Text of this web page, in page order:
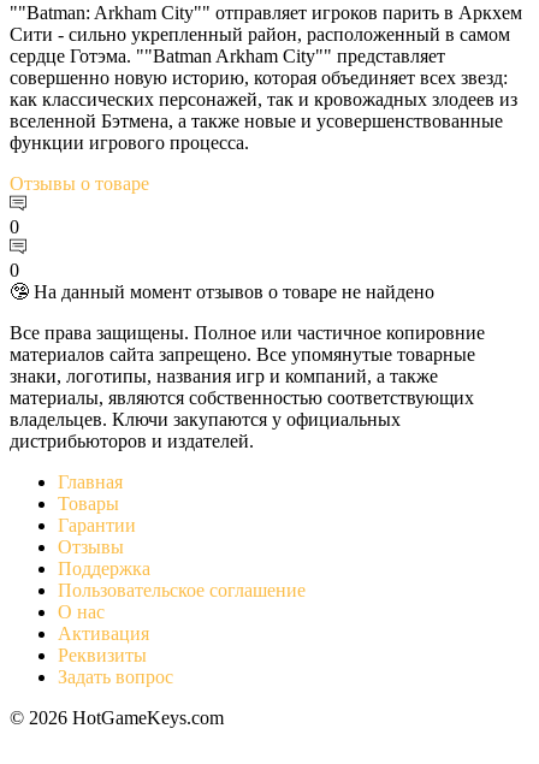
""Batman: Arkham City"" отправляет игроков парить в Аркхем
Сити - сильно укрепленный район, расположенный в самом
сердце Готэма. ""Batman Arkham City"" представляет
совершенно новую историю, которая объединяет всех звезд:
как классических персонажей, так и кровожадных злодеев из
вселенной Бэтмена, а также новые и усовершенствованные
функции игрового процесса.
Отзывы о товаре
0
0
🤥 На данный момент отзывов о товаре не найдено
Все права защищены. Полное или частичное копировние
материалов сайта запрещено. Все упомянутые товарные
знаки, логотипы, названия игр и компаний, а также
материалы, являются собственностью соответствующих
владельцев. Ключи закупаются у официальных
дистрибьюторов и издателей.
Главная
Товары
Гарантии
Отзывы
Поддержка
Пользовательское соглашение
О нас
Активация
Реквизиты
Задать вопрос
© 2026 HotGameKeys.com